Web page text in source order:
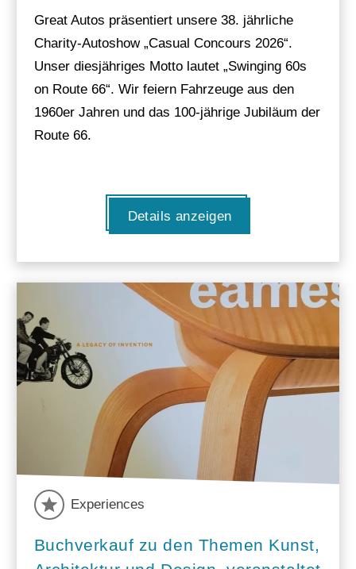
Great Autos präsentiert unsere 38. jährliche
Charity-Autoshow „Casual Concours 2026“.
Unser diesjähriges Motto lautet „Swinging 60s
on Route 66“. Wir feiern Fahrzeuge aus den
1960er Jahren und das 100-jährige Jubiläum der
Route 66.
Details anzeigen
Experiences
Buchverkauf zu den Themen Kunst,